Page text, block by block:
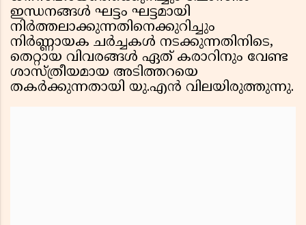
ഇന്ധനങ്ങൾ ഘട്ടം ഘട്ടമായി
നിർത്തലാക്കുന്നതിനെക്കുറിച്ചും
നിർണ്ണായക ചർച്ചകൾ നടക്കുന്നതിനിടെ,
തെറ്റായ വിവരങ്ങൾ ഏത് കരാറിനും വേണ്ട
ശാസ്ത്രീയമായ അടിത്തറയെ
തകർക്കുന്നതായി യു.എൻ വിലയിരുത്തുന്നു.